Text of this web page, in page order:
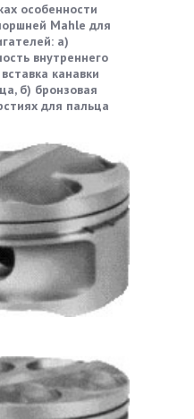
особенности
Mahle для
а)
внутреннего
канавки
б) бронзовая
для пальца